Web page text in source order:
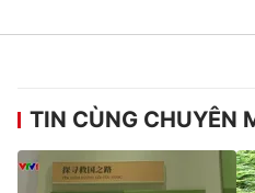
TIN CÙNG CHUYÊN